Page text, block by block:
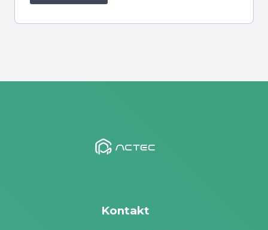
Kontakt